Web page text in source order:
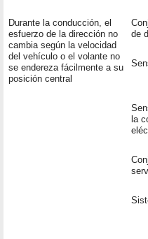
Durante la conducción, el
esfuerzo de la dirección no
cambia según la velocidad
del vehículo o el volante no
se endereza fácilmente a su
posición central
de
la